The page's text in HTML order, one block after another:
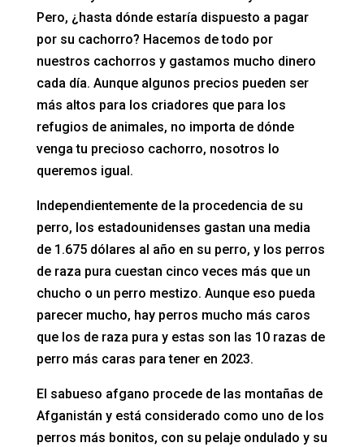
Pero, ¿hasta dónde estaría dispuesto a pagar
por su cachorro? Hacemos de todo por
nuestros cachorros y gastamos mucho dinero
cada día. Aunque algunos precios pueden ser
más altos para los criadores que para los
refugios de animales, no importa de dónde
venga tu precioso cachorro, nosotros lo
queremos igual.
Independientemente de la procedencia de su
perro, los estadounidenses gastan una media
de 1.675 dólares al año en su perro, y los perros
de raza pura cuestan cinco veces más que un
chucho o un perro mestizo. Aunque eso pueda
parecer mucho, hay perros mucho más caros
que los de raza pura y estas son las 10 razas de
perro más caras para tener en 2023.
El sabueso afgano procede de las montañas de
Afganistán y está considerado como uno de los
perros más bonitos, con su pelaje ondulado y su